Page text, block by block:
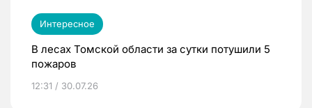
Интересное
В лесах Томской области за сутки потушили 5
пожаров
12:31 / 30.07.26